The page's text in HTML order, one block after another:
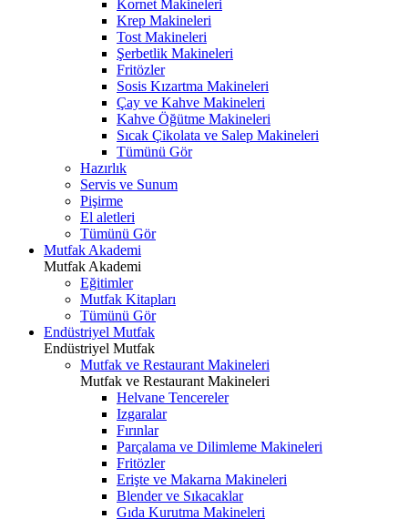
Kornet Makineleri
Krep Makineleri
Tost Makineleri
Şerbetlik Makineleri
Fritözler
Sosis Kızartma Makineleri
Çay ve Kahve Makineleri
Kahve Öğütme Makineleri
Sıcak Çikolata ve Salep Makineleri
Tümünü Gör
Hazırlık
Servis ve Sunum
Pişirme
El aletleri
Tümünü Gör
Mutfak Akademi
Mutfak Akademi
Eğitimler
Mutfak Kitapları
Tümünü Gör
Endüstriyel Mutfak
Endüstriyel Mutfak
Mutfak ve Restaurant Makineleri
Mutfak ve Restaurant Makineleri
Helvane Tencereler
Izgaralar
Fırınlar
Parçalama ve Dilimleme Makineleri
Fritözler
Erişte ve Makarna Makineleri
Blender ve Sıkacaklar
Gıda Kurutma Makineleri